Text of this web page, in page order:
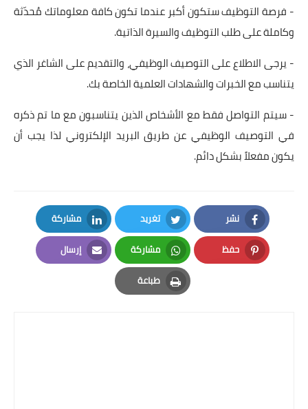
- فرصة التوظيف ستكون أكبر عندما تكون كافة معلوماتك مُحدّثة
وكاملة على طلب التوظيف والسيرة الذاتية.
- يرجى الاطلاع على التوصيف الوظيفي، والتقديم على الشاغر الذي
يتناسب مع الخبرات والشهادات العلمية الخاصة بك.
- سيتم التواصل فقط مع الأشخاص الذين يتناسبون مع ما تم ذكره
في التوصيف الوظيفي عن طريق البريد الإلكتروني لذا يجب أن
يكون مفعلاً بشكل دائم.
نشر
Facebook
تغريد
Twitter
مشاركة
LinkedIn
حفظ
Pinterest
مشاركة
Whatsapp
إرسال
Email
طباعة
Print